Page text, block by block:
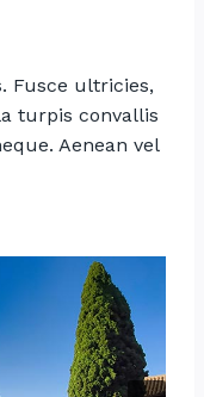
Fusce ultricies,
turpis convallis
Aenean vel